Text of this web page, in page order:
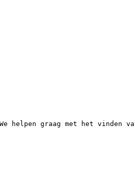
helpen graag met het